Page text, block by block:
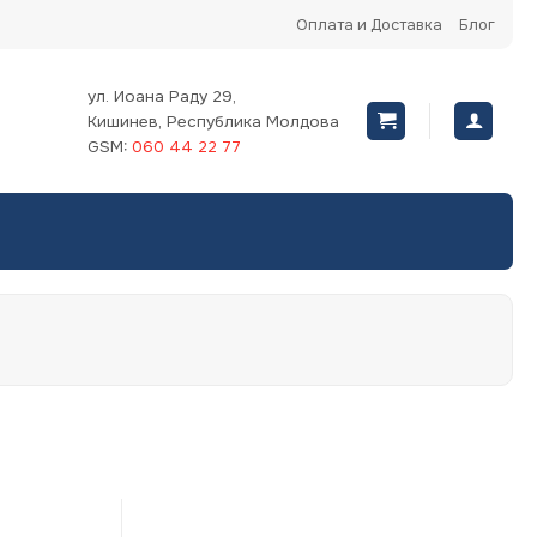
Оплата и Доставка Блог
ул. Иоана Раду 29,
Кишинев, Республика Молдова
GSM: 060 44 22 77